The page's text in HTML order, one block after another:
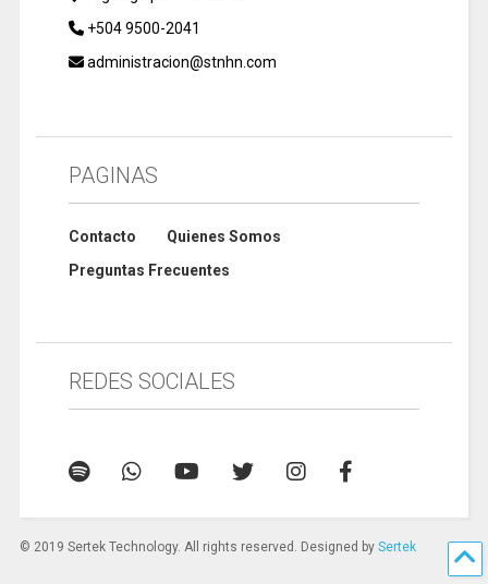
+504 9500-2041
administracion@stnhn.com
PAGINAS
Contacto
Quienes Somos
Preguntas Frecuentes
REDES SOCIALES
© 2019 Sertek Technology. All rights reserved. Designed by Sertek